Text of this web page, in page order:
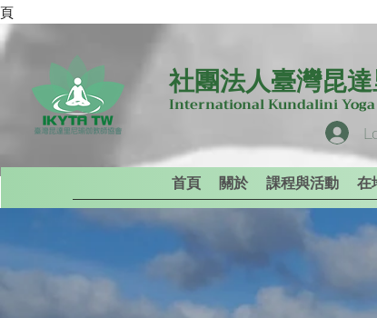
社團法人臺灣昆
International Kundalini
首頁 關於 課程與活動 在